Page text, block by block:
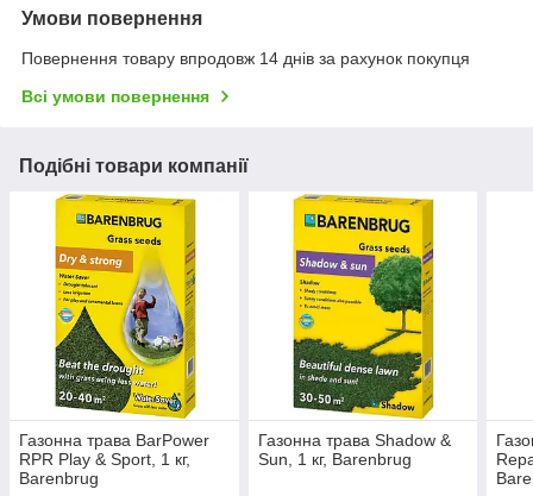
Умови повернення
Повернення товару впродовж 14 днів за рахунок покупця
Всі умови повернення
Подібні товари компанії
Газонна трава BarPower
RPR Play & Sport, 1 кг,
Barenbrug
Газонна трава Shadow &
Sun, 1 кг, Barenbrug